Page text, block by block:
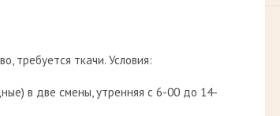
требуется ткачи. Условия:
в две смены, утренняя с 6-00 до 14-